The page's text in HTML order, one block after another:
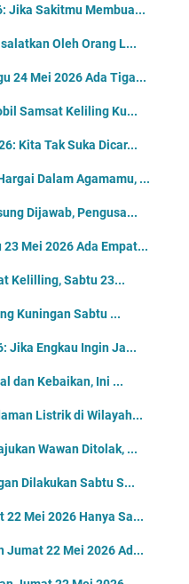
Jika Sakitmu Membua...
Oleh Orang L...
24 Mei 2026 Ada Tiga...
Samsat Keliling Ku...
Kita Tak Suka Dicar...
Dalam Agamamu, ...
Dijawab, Pengusa...
Mei 2026 Ada Empat...
Kelilling, Sabtu 23...
Kuningan Sabtu ...
Jika Engkau Ingin Ja...
dan Kebaikan, Ini ...
Listrik di Wilayah...
Wawan Ditolak, ...
Dilakukan Sabtu S...
Mei 2026 Hanya Sa...
Jumat 22 Mei 2026 Ad...